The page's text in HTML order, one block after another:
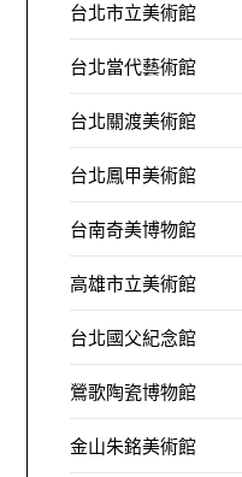
台北市立美術館
台北當代藝術館
台北關渡美術館
台北鳳甲美術館
台南奇美博物館
高雄市立美術館
台北國父紀念館
鶯歌陶瓷博物館
金山朱銘美術館